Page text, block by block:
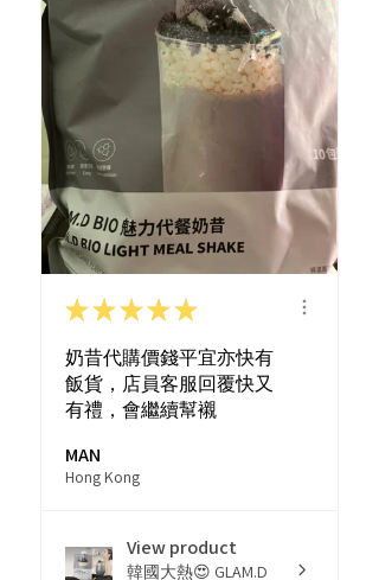
★★★★★
奶昔代購價錢平宜亦快有
飯貨，店員客服回覆快又
有禮，會繼續幫襯
MAN
Hong Kong
View product
韓國大熱😍 GLAM.D